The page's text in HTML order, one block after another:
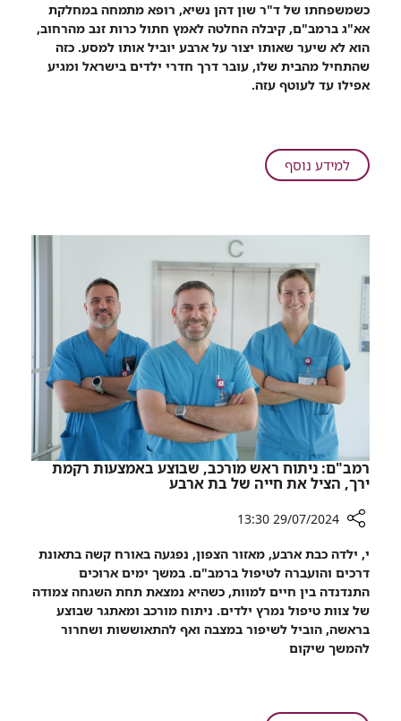
שיתוף
על
הקשר
בין
חתול
זנב,
ספר
כשמשפחתו של ד"ר שון דהן נשיא, רופא מתמחה במחלקת
אא"ג ברמב"ם, קיבלה החלטה לאמץ חתול כרות זנב מהרחוב,
הוא לא שיער שאותו יצור על ארבע יוביל אותו למסע. כזה
שהתחיל מהבית שלו, עובר דרך חדרי ילדים בישראל ומגיע
אפילו עד לעוטף עזה.
למידע נוסףעל
על
רחוב
ללא
זנב,
ספר
ילדים
שנכתב
ולוחם
שנפל
בקרב
רמב"ם: ניתוח ראש מורכב, שבוצע באמצעות רקמת
ירך, הציל את חייה של בת ארבע
שיתוף
רמב"ם:
ניתוח
ראש
מורכב,
שבוצע
ירך,
29/07/2024 13:30
י, ילדה כבת ארבע, מאזור הצפון, נפגעה באורח קשה בתאונת
דרכים והועברה לטיפול ברמב"ם. במשך ימים ארוכים
התנדנדה בין חיים למוות, כשהיא נמצאת תחת השגחה צמודה
של צוות טיפול נמרץ ילדים. ניתוח מורכב ומאתגר שבוצע
בראשה, הוביל לשיפור במצבה ואף להתאוששות ושחרור
להמשך שיקום